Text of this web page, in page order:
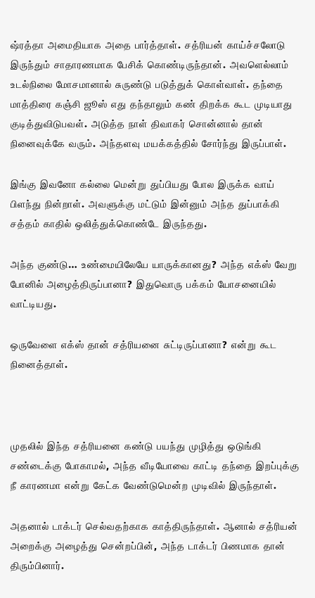
ஷ்ரத்தா அமைதியாக அதை பார்த்தாள். சத்ரியன் காய்ச்சலோடு
இருந்தும் சாதாரணமாக பேசிக் கொண்டிருந்தான். அவளெல்லாம்
உடல்நிலை மோசமானால் சுருண்டு படுத்துக் கொள்வாள். தந்தை
மாத்திரை கஞ்சி ஜூஸ் எது தந்தாலும் கண் திறக்க கூட முடியாது
குடித்துவிடுபவள். அடுத்த நாள் திவாகர் சொன்னால் தான்
நினைவுக்கே வரும். அந்தளவு மயக்கத்தில் சோர்ந்து இருப்பாள்.
இங்கு இவனோ கல்லை மென்று துப்பியது போல இருக்க வாய்
பிளந்து நின்றாள். அவளுக்கு மட்டும் இன்னும் அந்த துப்பாக்கி
சத்தம் காதில் ஒலித்துக்கொண்டே இருந்தது.
அந்த குண்டு… உண்மையிலேயே யாருக்கானது? அந்த எக்ஸ் வேறு
போனில் அழைத்திருப்பானா? இதுவொரு பக்கம் யோசனையில்
வாட்டியது.
ஒருவேளை எக்ஸ் தான் சத்ரியனை சுட்டிருப்பானா? என்று கூட
நினைத்தாள்.
முதலில் இந்த சத்ரியனை கண்டு பயந்து முழித்து ஒடுங்கி
சண்டைக்கு போகாமல், அந்த வீடியோவை காட்டி தந்தை இறப்புக்கு
நீ காரணமா என்று கேட்க வேண்டுமென்ற முடிவில் இருந்தாள்.
அதனால் டாக்டர் செல்வதற்காக காத்திருந்தாள். ஆனால் சத்ரியன்
அறைக்கு அழைத்து சென்றப்பின், அந்த டாக்டர் பிணமாக தான்
திரும்பினார்.